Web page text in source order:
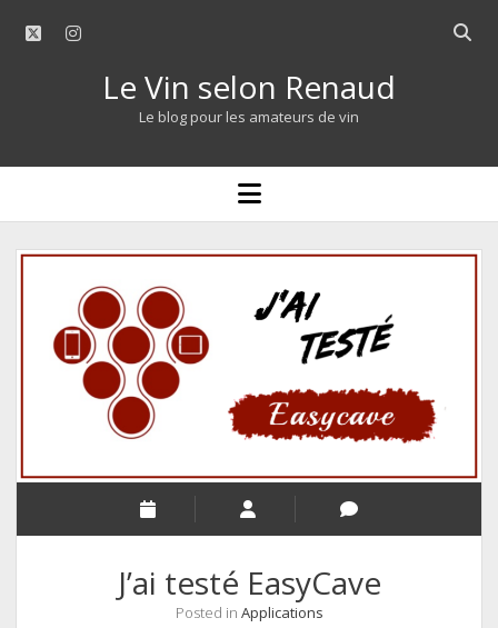
twitterinstagram
Open
Le Vin selon Renaud
Le blog pour les amateurs de vin
open
menu
J’ai testé EasyCave
Posted in Applications